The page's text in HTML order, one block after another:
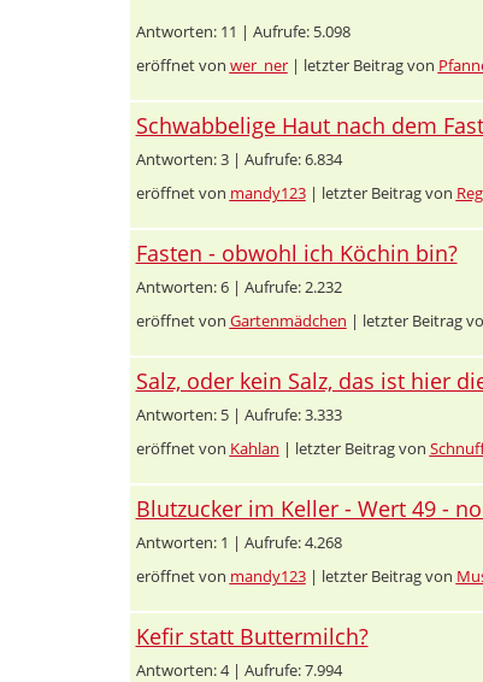
Antworten: 11 | Aufrufe: 5.098
eröffnet von wer_ner| letzter Beitrag von
Schwabbelige Haut nach dem
Antworten: 3 | Aufrufe: 6.834
eröffnet von mandy123| letzter Beitrag von
Fasten - obwohl ich Köchin bin?
Antworten: 6 | Aufrufe: 2.232
eröffnet von Gartenmädchen | letzter Beitrag
Salz, oder kein Salz, das ist hier
Antworten: 5 | Aufrufe: 3.333
eröffnet von Kahlan | letzter Beitrag von
Blutzucker im Keller - Wert 49 -
Antworten: 1 | Aufrufe: 4.268
eröffnet von mandy123| letzter Beitrag von
Kefir statt Buttermilch?
Antworten: 4 | Aufrufe: 7.994